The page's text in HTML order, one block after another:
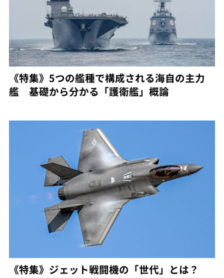
《特集》5つの艦種で構成される海自の主力
艦 基礎から分かる「護衛艦」概論
《特集》ジェット戦闘機の「世代」とは？